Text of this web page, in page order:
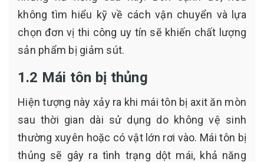
không tìm hiểu kỹ về cách vận chuyển và lựa
chọn đơn vị thi công uy tín sẽ khiến chất lượng
sản phẩm bị giảm sút.
1.2 Mái tôn bị thủng
Hiện tượng này xảy ra khi mái tôn bị axit ăn mòn
sau thời gian dài sử dụng do không vệ sinh
thường xuyên hoặc có vật lớn rơi vào. Mái tôn bị
thủng sẽ gây ra tình trạng dột mái, khả năng